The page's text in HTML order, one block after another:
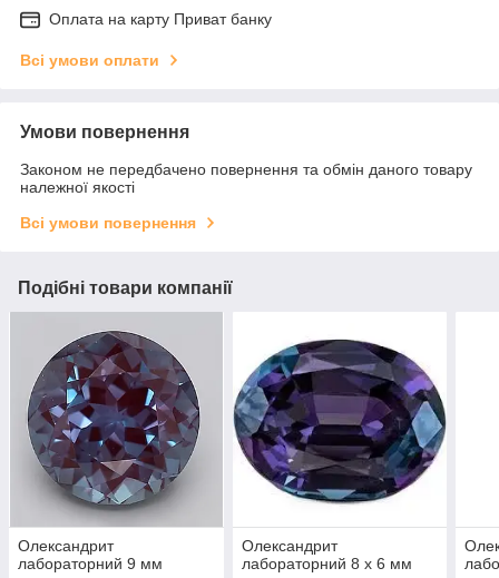
Оплата на карту Приват банку
Всі умови оплати
Умови повернення
Законом не передбачено повернення та обмін даного товару
належної якості
Всі умови повернення
Подібні товари компанії
Олександрит
лабораторний 9 мм
Олександрит
лабораторний 8 х 6 мм